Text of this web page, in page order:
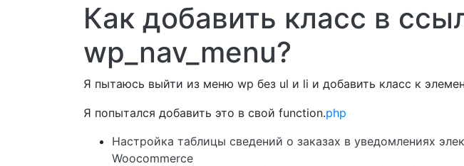
Как добавить класс в
wp_nav_menu?
Я пытаюсь выйти из меню wp без ul и li и добавить класс к
Я попытался добавить это в свой function.php
Настройка таблицы сведений о заказах в уведомлениях
Woocommerce